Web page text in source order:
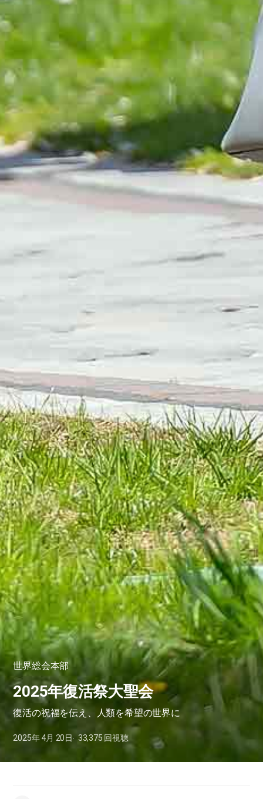
世界総会本部
2025年復活祭大聖会
復活の祝福を伝え、人類を希望の世界に
2025年 4月 20日 33,375 回視聴